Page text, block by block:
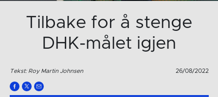
Tilbake for å stenge
DHK-målet igjen
Tekst: Roy Martin Johnsen 26/08/2022